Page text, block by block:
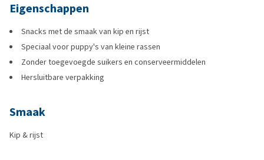
Eigenschappen
Snacks met de smaak van kip en rijst
Speciaal voor puppy's van kleine rassen
Zonder toegevoegde suikers en conserveermiddelen
Hersluitbare verpakking
Smaak
Kip & rijst